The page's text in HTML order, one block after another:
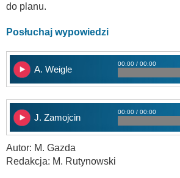
do planu.
Posłuchaj wypowiedzi
A. Weigle
00:00 / 00:00
J. Zamojcin
00:00 / 00:00
Autor: M. Gazda
Redakcja: M. Rutynowski